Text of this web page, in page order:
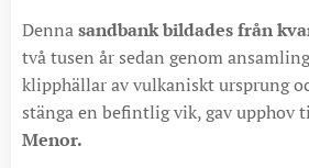
Dennasandbank bildades från
två tusen år sedan genom
klipphällar av vulkaniskt ursprung
stänga en befintlig vik, gav upphov
Menor.